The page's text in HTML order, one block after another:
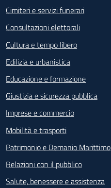
Cimiteri e servizi funerari
Consultazioni elettorali
Cultura e tempo libero
Edilizia e urbanistica
Educazione e formazione
Giustizia e sicurezza pubblica
Imprese e commercio
Mobilità e trasporti
Patrimonio e Demanio Marittimo
Relazioni con il pubblico
Salute, benessere e assistenza